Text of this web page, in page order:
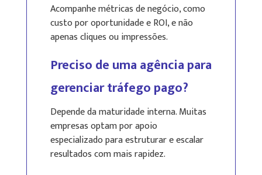
Acompanhe métricas de negócio, como
custo por oportunidade e ROI, e não
apenas cliques ou impressões.
Preciso de uma agência para
gerenciar tráfego pago?
Depende da maturidade interna. Muitas
empresas optam por apoio
especializado para estruturar e escalar
resultados com mais rapidez.